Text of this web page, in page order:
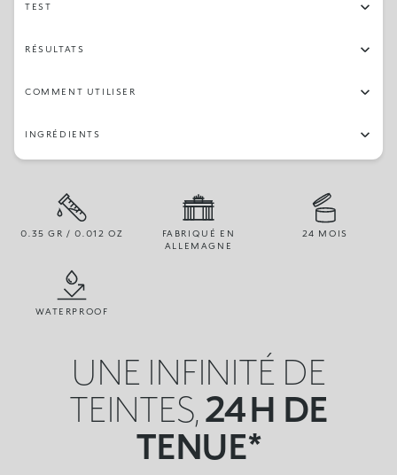
TEST
RÉSULTATS
COMMENT UTILISER
INGRÉDIENTS
0.35 GR / 0.012 OZ
FABRIQUÉ EN
ALLEMAGNE
24 MOIS
WATERPROOF
UNE INFINITÉ DE
TEINTES,24 H DE
TENUE*